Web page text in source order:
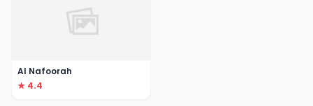
Al Nafoorah
★ 4.4